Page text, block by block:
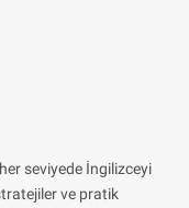
seviyede İngilizceyi
ve pratik